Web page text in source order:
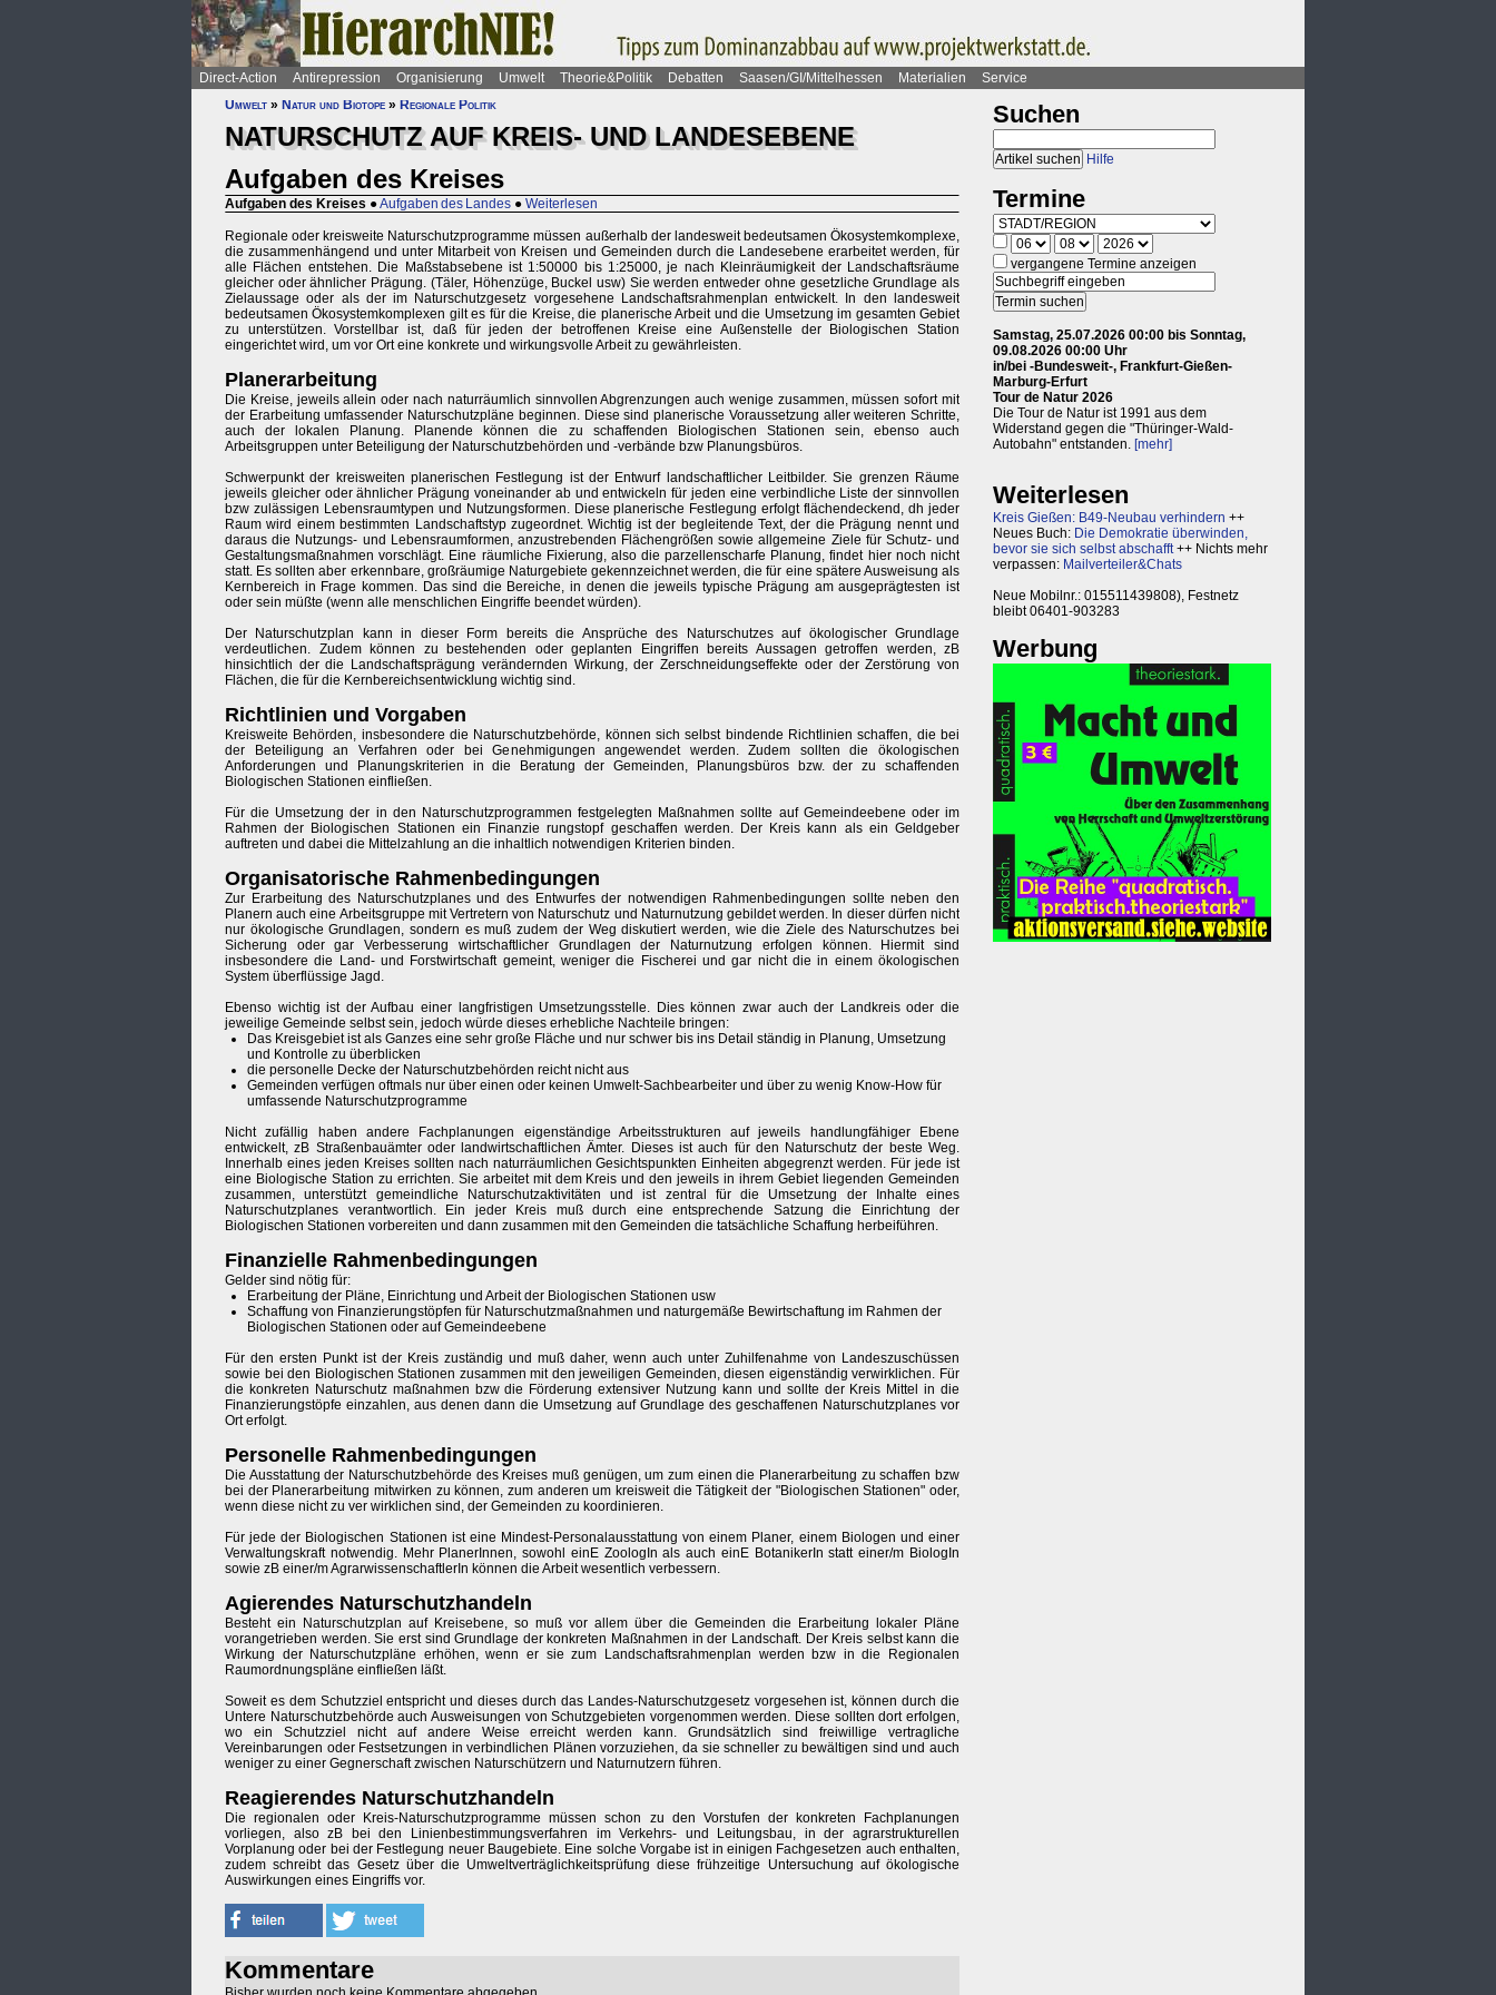
Direct-Action Antirepression Organisierung Umwelt Theorie&Politik Debatten Saasen/GI/Mittelhessen Materialien
Service
Umwelt » Natur und Biotope » Regionale Politik
NATURSCHUTZ AUF KREIS- UND LANDESEBENE
Aufgaben des Kreises
Aufgaben des Kreises ●Aufgaben des Landes ● Weiterlesen
Regionale oder kreisweite Naturschutzprogramme müssen außerhalb der landesweit bedeutsamen Ökosystemkomplexe,
die zusammenhängend und unter Mitarbeit von Kreisen und Gemeinden durch die Landesebene erarbeitet werden, für
alle Flächen entstehen. Die Maßstabsebene ist 1:50000 bis 1:25000, je nach Kleinräumigkeit der Landschaftsräume
gleicher oder ähnlicher Prägung. (Täler, Höhenzüge, Buckel usw) Sie werden entweder ohne gesetzliche Grundlage als
Zielaussage oder als der im Naturschutzgesetz vorgesehene Landschaftsrahmenplan entwickelt. In den landesweit
bedeutsamen Ökosystemkomplexen gilt es für die Kreise, die planerische Arbeit und die Umsetzung im gesamten Gebiet
zu unterstützen. Vorstellbar ist, daß für jeden der betroffenen Kreise eine Außenstelle der Biologischen Station
eingerichtet wird, um vor Ort eine konkrete und wirkungsvolle Arbeit zu gewährleisten.
Planerarbeitung
Die Kreise, jeweils allein oder nach naturräumlich sinnvollen Abgrenzungen auch wenige zusammen, müssen sofort mit
der Erarbeitung umfassender Naturschutzpläne beginnen. Diese sind planerische Voraussetzung aller weiteren Schritte,
auch der lokalen Planung. Planende können die zu schaffenden Biologischen Stationen sein, ebenso auch
Arbeitsgruppen unter Beteiligung der Naturschutzbehörden und -verbände bzw Planungsbüros.
Schwerpunkt der kreisweiten planerischen Festlegung ist der Entwurf landschaftlicher Leitbilder. Sie grenzen Räume
jeweils gleicher oder ähnlicher Prägung voneinander ab und entwickeln für jeden eine verbindliche Liste der sinnvollen
bzw zulässigen Lebensraumtypen und Nutzungsformen. Diese planerische Festlegung erfolgt flächendeckend, dh jeder
Raum wird einem bestimmten Landschaftstyp zugeordnet. Wichtig ist der begleitende Text, der die Prägung nennt und
daraus die Nutzungs- und Lebensraumformen, anzustrebenden Flächengrößen sowie allgemeine Ziele für Schutz- und
Gestaltungsmaßnahmen vorschlägt. Eine räumliche Fixierung, also die parzellenscharfe Planung, findet hier noch nicht
statt. Es sollten aber erkennbare, großräumige Naturgebiete gekennzeichnet werden, die für eine spätere Ausweisung als
Kernbereich in Frage kommen. Das sind die Bereiche, in denen die jeweils typische Prägung am ausgeprägtesten ist
oder sein müßte (wenn alle menschlichen Eingriffe beendet würden).
Der Naturschutzplan kann in dieser Form bereits die Ansprüche des Naturschutzes auf ökologischer Grundlage
verdeutlichen. Zudem können zu bestehenden oder geplanten Eingriffen bereits Aussagen getroffen werden, zB
hinsichtlich der die Landschaftsprägung verändernden Wirkung, der Zerschneidungseffekte oder der Zerstörung von
Flächen, die für die Kernbereichsentwicklung wichtig sind.
Richtlinien und Vorgaben
Kreisweite Behörden, insbesondere die Naturschutzbehörde, können sich selbst bindende Richtlinien schaffen, die bei
der Beteiligung an Verfahren oder bei Genehmigungen angewendet werden. Zudem sollten die ökologischen
Anforderungen und Planungskriterien in die Beratung der Gemeinden, Planungsbüros bzw. der zu schaffenden
Biologischen Stationen einfließen.
Für die Umsetzung der in den Naturschutzprogrammen festgelegten Maßnahmen sollte auf Gemeindeebene oder im
Rahmen der Biologischen Stationen ein Finanzie rungstopf geschaffen werden. Der Kreis kann als ein Geldgeber
auftreten und dabei die Mittelzahlung an die inhaltlich notwendigen Kriterien binden.
Organisatorische Rahmenbedingungen
Zur Erarbeitung des Naturschutzplanes und des Entwurfes der notwendigen Rahmenbedingungen sollte neben den
Planern auch eine Arbeitsgruppe mit Vertretern von Naturschutz und Naturnutzung gebildet werden. In dieser dürfen nicht
nur ökologische Grundlagen, sondern es muß zudem der Weg diskutiert werden, wie die Ziele des Naturschutzes bei
Sicherung oder gar Verbesserung wirtschaftlicher Grundlagen der Naturnutzung erfolgen können. Hiermit sind
insbesondere die Land- und Forstwirtschaft gemeint, weniger die Fischerei und gar nicht die in einem ökologischen
System überflüssige Jagd.
Ebenso wichtig ist der Aufbau einer langfristigen Umsetzungsstelle. Dies können zwar auch der Landkreis oder die
jeweilige Gemeinde selbst sein, jedoch würde dieses erhebliche Nachteile bringen:
Das Kreisgebiet ist als Ganzes eine sehr große Fläche und nur schwer bis ins Detail ständig in Planung, Umsetzung
und Kontrolle zu überblicken
die personelle Decke der Naturschutzbehörden reicht nicht aus
Gemeinden verfügen oftmals nur über einen oder keinen Umwelt-Sachbearbeiter und über zu wenig Know-How für
umfassende Naturschutzprogramme
Nicht zufällig haben andere Fachplanungen eigenständige Arbeitsstrukturen auf jeweils handlungfähiger Ebene
entwickelt, zB Straßenbauämter oder landwirtschaftlichen Ämter. Dieses ist auch für den Naturschutz der beste Weg.
Innerhalb eines jeden Kreises sollten nach naturräumlichen Gesichtspunkten Einheiten abgegrenzt werden. Für jede ist
eine Biologische Station zu errichten. Sie arbeitet mit dem Kreis und den jeweils in ihrem Gebiet liegenden Gemeinden
zusammen, unterstützt gemeindliche Naturschutzaktivitäten und ist zentral für die Umsetzung der Inhalte eines
Naturschutzplanes verantwortlich. Ein jeder Kreis muß durch eine entsprechende Satzung die Einrichtung der
Biologischen Stationen vorbereiten und dann zusammen mit den Gemeinden die tatsächliche Schaffung herbeiführen.
Finanzielle Rahmenbedingungen
Gelder sind nötig für:
Erarbeitung der Pläne, Einrichtung und Arbeit der Biologischen Stationen usw
Schaffung von Finanzierungstöpfen für Naturschutzmaßnahmen und naturgemäße Bewirtschaftung im Rahmen der
Biologischen Stationen oder auf Gemeindeebene
Für den ersten Punkt ist der Kreis zuständig und muß daher, wenn auch unter Zuhilfenahme von Landeszuschüssen
sowie bei den Biologischen Stationen zusammen mit den jeweiligen Gemeinden, diesen eigenständig verwirklichen. Für
die konkreten Naturschutz maßnahmen bzw die Förderung extensiver Nutzung kann und sollte der Kreis Mittel in die
Finanzierungstöpfe einzahlen, aus denen dann die Umsetzung auf Grundlage des geschaffenen Naturschutzplanes vor
Ort erfolgt.
Personelle Rahmenbedingungen
Die Ausstattung der Naturschutzbehörde des Kreises muß genügen, um zum einen die Planerarbeitung zu schaffen bzw
bei der Planerarbeitung mitwirken zu können, zum anderen um kreisweit die Tätigkeit der "Biologischen Stationen" oder,
wenn diese nicht zu ver wirklichen sind, der Gemeinden zu koordinieren.
Für jede der Biologischen Stationen ist eine Mindest-Personalausstattung von einem Planer, einem Biologen und einer
Verwaltungskraft notwendig. Mehr PlanerInnen, sowohl einE ZoologIn als auch einE BotanikerIn statt einer/m BiologIn
sowie zB einer/m AgrarwissenschaftlerIn können die Arbeit wesentlich verbessern.
Agierendes Naturschutzhandeln
Besteht ein Naturschutzplan auf Kreisebene, so muß vor allem über die Gemeinden die Erarbeitung lokaler Pläne
vorangetrieben werden. Sie erst sind Grundlage der konkreten Maßnahmen in der Landschaft. Der Kreis selbst kann die
Wirkung der Naturschutzpläne erhöhen, wenn er sie zum Landschaftsrahmenplan werden bzw in die Regionalen
Raumordnungspläne einfließen läßt.
Soweit es dem Schutzziel entspricht und dieses durch das Landes-Naturschutzgesetz vorgesehen ist, können durch die
Untere Naturschutzbehörde auch Ausweisungen von Schutzgebieten vorgenommen werden. Diese sollten dort erfolgen,
wo ein Schutzziel nicht auf andere Weise erreicht werden kann. Grundsätzlich sind freiwillige vertragliche
Vereinbarungen oder Festsetzungen in verbindlichen Plänen vorzuziehen, da sie schneller zu bewältigen sind und auch
weniger zu einer Gegnerschaft zwischen Naturschützern und Naturnutzern führen.
Reagierendes Naturschutzhandeln
Die regionalen oder Kreis-Naturschutzprogramme müssen schon zu den Vorstufen der konkreten Fachplanungen
vorliegen, also zB bei den Linienbestimmungsverfahren im Verkehrs- und Leitungsbau, in der agrarstrukturellen
Vorplanung oder bei der Festlegung neuer Baugebiete. Eine solche Vorgabe ist in einigen Fachgesetzen auch enthalten,
zudem schreibt das Gesetz über die Umweltverträglichkeitsprüfung diese frühzeitige Untersuchung auf ökologische
Auswirkungen eines Eingriffs vor.
Kommentare
Suchen
Hilfe
Termine
vergangene Termine anzeigen
Samstag, 25.07.2026 00:00 bis Sonntag,
09.08.2026 00:00 Uhr
in/bei -Bundesweit-, Frankfurt-Gießen-
Marburg-Erfurt
Tour de Natur 2026
Die Tour de Natur ist 1991 aus dem
Widerstand gegen die "Thüringer-Wald-
Autobahn" entstanden. [mehr]
Weiterlesen
Kreis Gießen: B49-Neubau verhindern ++
Neues Buch: Die Demokratie überwinden,
bevor sie sich selbst abschafft++ Nichts mehr
verpassen: Mailverteiler&Chats
Neue Mobilnr.: 015511439808), Festnetz
bleibt 06401-903283
Werbung